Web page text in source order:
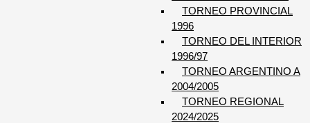
TORNEO PROVINCIAL
1996
TORNEO DEL INTERIOR
1996/97
TORNEO ARGENTINO A
2004/2005
TORNEO REGIONAL
2024/2025